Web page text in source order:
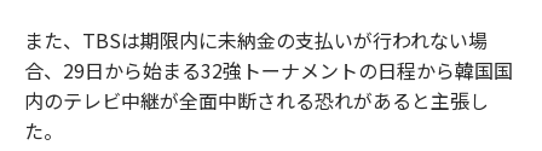
また、TBSは期限内に未納金の支払いが行われない場
合、29日から始まる32強トーナメントの日程から韓国国
内のテレビ中継が全面中断される恐れがあると主張し
た。